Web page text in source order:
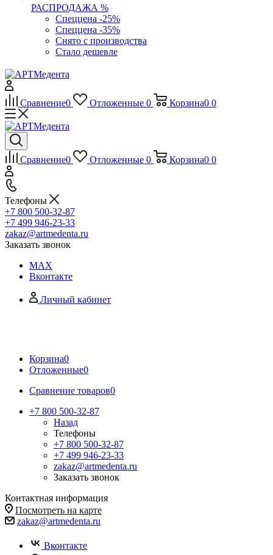
РАСПРОДАЖА %
Спеццена -25%
Спеццена -35%
Снято с производства
Стало дешевле
Сравнение0 Отложенные 0 Корзина0 0
Сравнение0 Отложенные 0 Корзина0 0
Телефоны
+7 800 500-32-87
+7 499 946-23-33
zakaz@artmedenta.ru
Заказать звонок
MAX
Вконтакте
Личный кабинет
Корзина0
Отложенные0
Сравнение товаров0
+7 800 500-32-87
Назад
Телефоны
+7 800 500-32-87
+7 499 946-23-33
zakaz@artmedenta.ru
Заказать звонок
Контактная информация
Посмотреть на карте
zakaz@artmedenta.ru
Вконтакте